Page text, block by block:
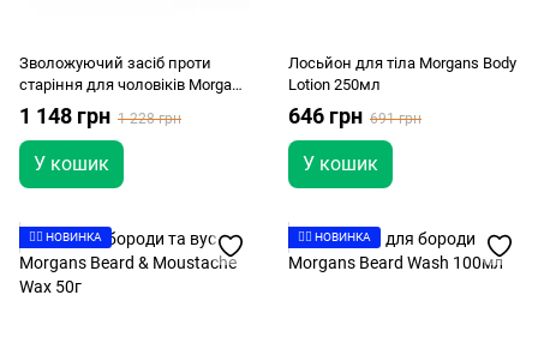
Зволожуючий засіб проти
старіння для чоловіків Morgans
Age Defying Moisturiser For Men
1 148 грн 1 228 грн
У кошик
Лосьйон для тіла Morgans Body
Lotion 250мл
646 грн 691 грн
У кошик
👉🏻 НОВИНКА 👉🏻 НОВИНКА